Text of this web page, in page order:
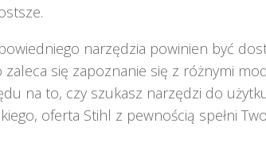
narzędzia powinien być
się zapoznanie się z różnymi
na to, czy szukasz narzędzi do
oferta Stihl z pewnością spełni